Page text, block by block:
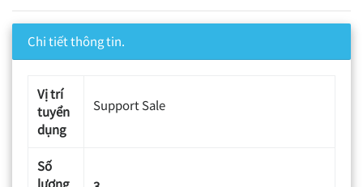
Chi tiết thông tin.
Vị trí
tuyển
dụng
Support Sale
Số
lượng